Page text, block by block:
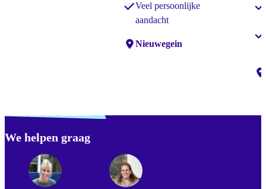
Veel persoonlijke
aandacht
Locaties:
Nieuwegein
We helpen graag
Footer